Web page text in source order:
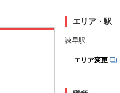
エリア・駅
諫早駅
エリア変更